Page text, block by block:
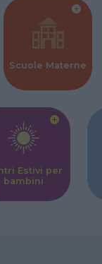
Scuole Materne
Estivi per
bambini